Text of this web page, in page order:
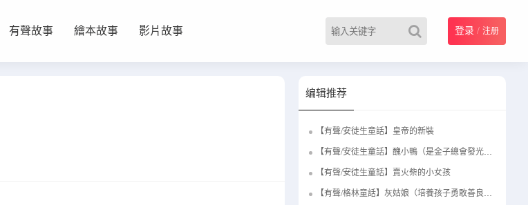
有聲故事 繪本故事 影片故事 登录 / 注册
编辑推荐
【有聲/安徒生童話】皇帝的新裝
【有聲/安徒生童話】醜小鴨（是金子總會發光的）
【有聲/安徒生童話】賣火柴的小女孩
【有聲/格林童話】灰姑娘（培養孩子勇敢善良的優秀品格）